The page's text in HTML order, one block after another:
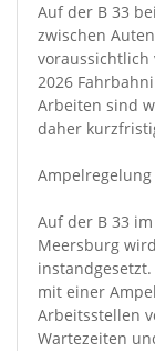
Auf der B 33
zwischen
voraussichtlich
2026
Arbeiten sind
daher
Auf der B 33
Meersburg
mit einer
Arbeitsstellen
Wartezeiten